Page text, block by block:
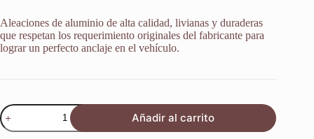
Aleaciones de aluminio de alta calidad, livianas y duraderas
que respetan los requerimiento originales del fabricante para
lograr un perfecto anclaje en el vehículo.
Protector
Para
Piñon
Añadir al carrito